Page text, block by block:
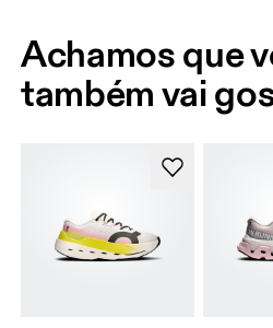
Achamos que
também vai